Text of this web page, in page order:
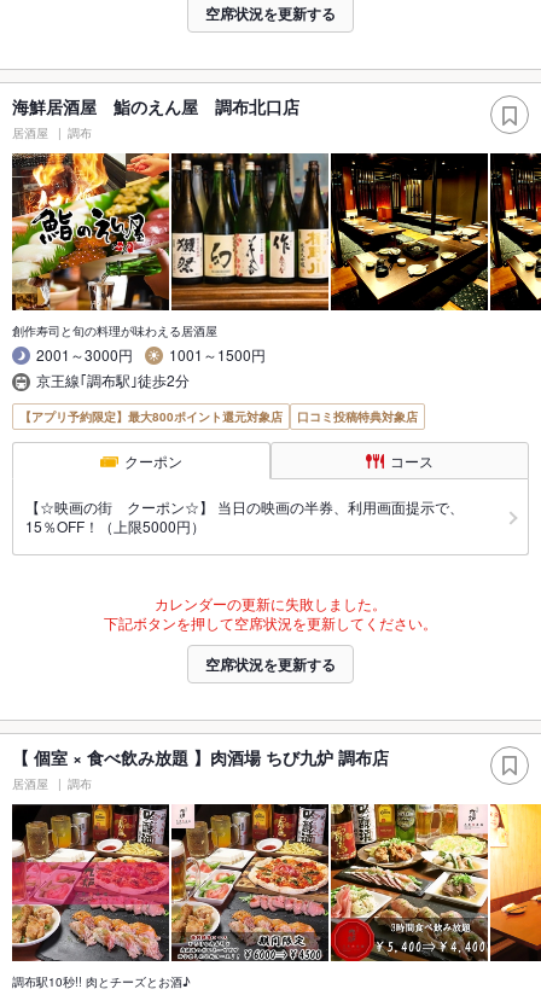
空席状況を更新する
海鮮居酒屋 鮨のえん屋 調布北口店
居酒屋 調布
創作寿司と旬の料理が味わえる居酒屋
2001～3000円
1001～1500円
京王線｢調布駅｣徒歩2分
【アプリ予約限定】最大800ポイント還元対象店 口コミ投稿特典対象店
クーポン コース
【☆映画の街 クーポン☆】 当日の映画の半券、利用画面提示で、
15％OFF！（上限5000円）
カレンダーの更新に失敗しました。
下記ボタンを押して空席状況を更新してください。
空席状況を更新する
【 個室 × 食べ飲み放題 】肉酒場 ちび九炉 調布店
居酒屋 調布
調布駅10秒!! 肉とチーズとお酒♪